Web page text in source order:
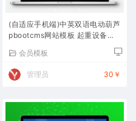
(自适应手机端)中英双语电动葫芦
pbootcms网站模板 起重设备网
会员模板
管理员 30￥